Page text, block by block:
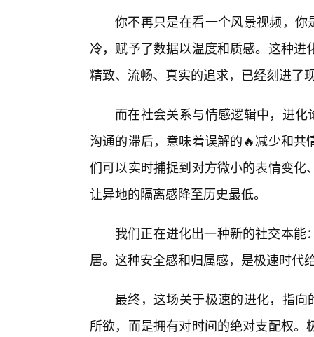
你不再只是在看一个风景视频，你
冷，赋予了数据以温度和质感。这种
精致、流畅、真实的追求，已经刻进了
而在社会关系与情感逻辑中，进化
沟通的滞后，意味着误解的🔥减少和
们可以实时捕捉到对方微小的表情变
让异地的隔离感降至历史最低。
我们正在进化出一种新的社交本
居。这种安全感和归属感，是极速时代
最终，这场关于极速的进化，指向
所欲，而是拥有对时间的绝对支配权